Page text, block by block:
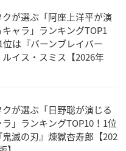
クが選ぶ「阿座上洋平が演
キャラ」ランキングTOP1
位は『バーンブレイバー
ルイス・スミス【2026年
クが選ぶ「日野聡が演じる
ラ」ランキングTOP10！1位
鬼滅の刃』煉󠄁獄杏寿郎【202